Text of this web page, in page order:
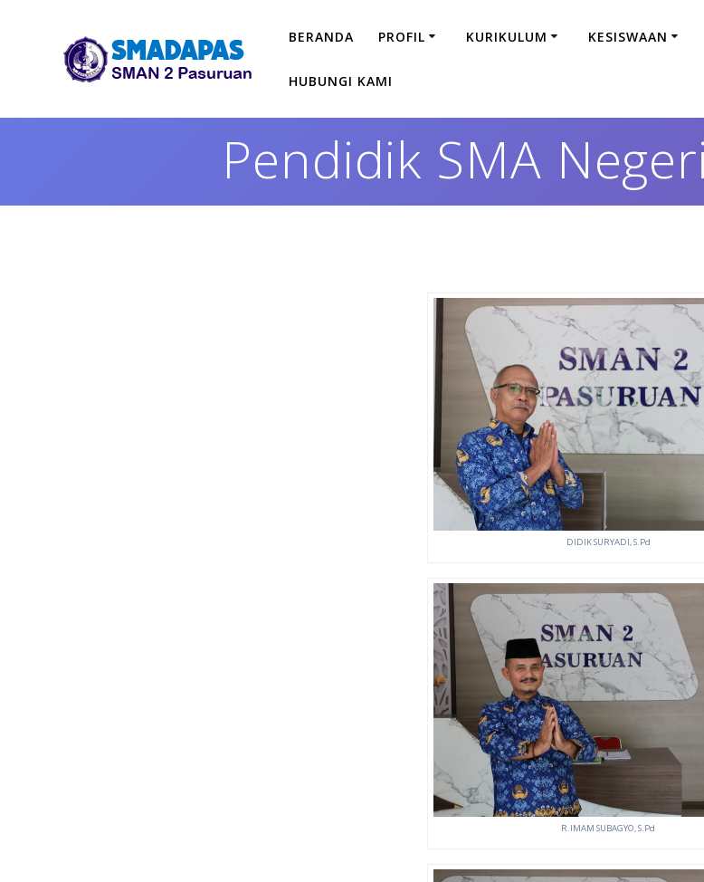
BERANDA PROFIL KURIKULUM KESISWAAN
HUBUNGI KAMI
Pendidik SMA
DIDIK SURYADI, S.Pd
R.IMAM SUBAGYO, S.Pd